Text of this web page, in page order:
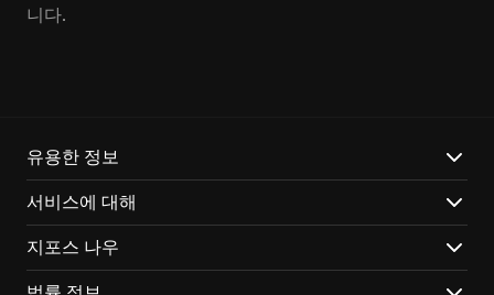
니다.
유용한 정보
서비스에 대해
지포스 나우